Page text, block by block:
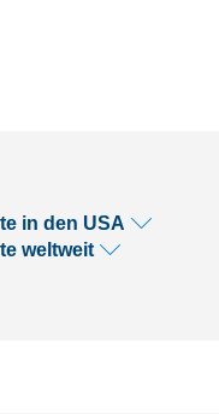
in den USA
weltweit